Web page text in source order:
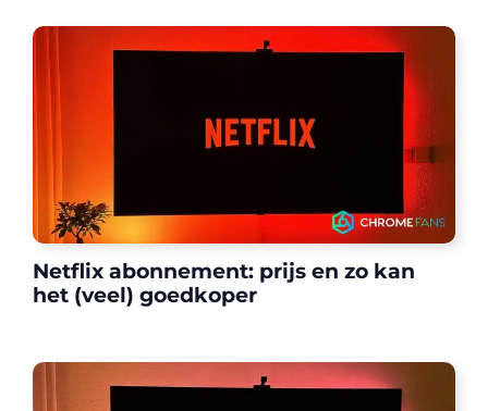
Netflix abonnement: prijs en zo kan
het (veel) goedkoper